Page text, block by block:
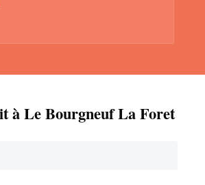
à Le Bourgneuf La Foret